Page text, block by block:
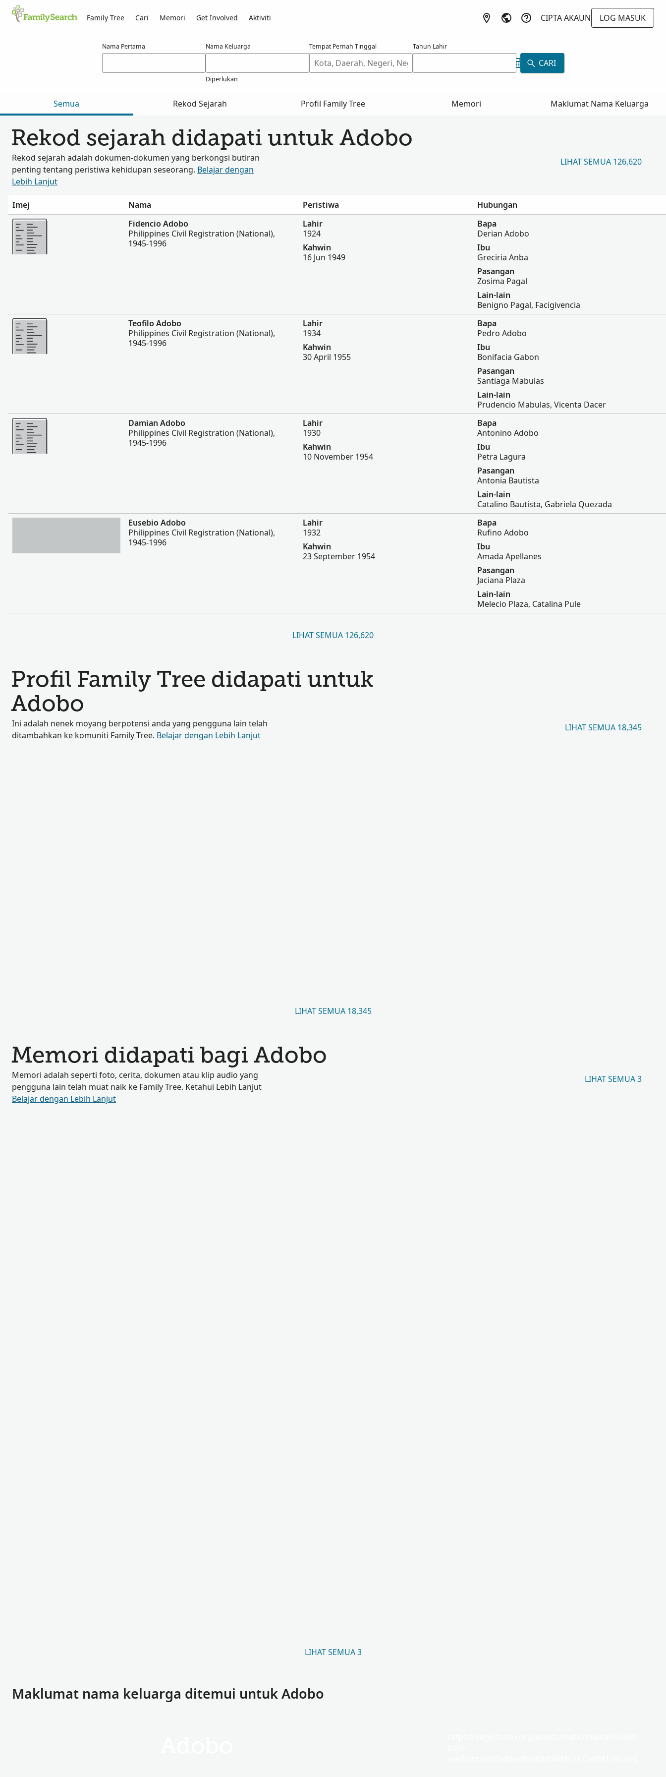
Family Tree Cari Memori Get Involved Aktiviti CIPTA AKAUN
LOG MASUK
Nama Pertama Nama Keluarga
Diperlukan
Tempat Pernah Tinggal Tahun Lahir
CARI
Semua Rekod Sejarah Profil Family Tree Memori Maklumat Nama Keluarga
Rekod sejarah didapati untuk Adobo
Rekod sejarah adalah dokumen-dokumen yang berkongsi butiran
penting tentang peristiwa kehidupan seseorang. Belajar dengan
Lebih Lanjut
LIHAT SEMUA 126,620
Imej Nama Peristiwa
Hubungan
Lebih
Fidencio Adobo
Philippines Civil Registration (National),
1945-1996
Lahir
1924
Kahwin
16 Jun 1949
Bapa
Derian Adobo
Ibu
Greciria Anba
Pasangan
Zosima Pagal
Lain-lain
Benigno Pagal, Facigivencia
Lebih
Teofilo Adobo
Philippines Civil Registration (National),
1945-1996
Lahir
1934
Kahwin
30 April 1955
Bapa
Pedro Adobo
Ibu
Bonifacia Gabon
Pasangan
Santiaga Mabulas
Lain-lain
Prudencio Mabulas, Vicenta Dacer
Lebih
Damian Adobo
Philippines Civil Registration (National),
1945-1996
Lahir
1930
Kahwin
10 November 1954
Bapa
Antonino Adobo
Ibu
Petra Lagura
Pasangan
Antonia Bautista
Lain-lain
Catalino Bautista, Gabriela Quezada
Lebih
Eusebio Adobo
Philippines Civil Registration (National),
1945-1996
Lahir
1932
Kahwin
23 September 1954
Bapa
Rufino Adobo
Ibu
Amada Apellanes
Pasangan
Jaciana Plaza
Lain-lain
Melecio Plaza, Catalina Pule
LIHAT SEMUA 126,620
Profil Family Tree didapati untuk
Adobo
Ini adalah nenek moyang berpotensi anda yang pengguna lain telah
ditambahkan ke komuniti Family Tree. Belajar dengan Lebih Lanjut
LIHAT SEMUA 18,345
LIHAT SEMUA 18,345
Memori didapati bagi Adobo
Memori adalah seperti foto, cerita, dokumen atau klip audio yang
pengguna lain telah muat naik ke Family Tree. Ketahui Lebih Lanjut
Belajar dengan Lebih Lanjut
LIHAT SEMUA 3
LIHAT SEMUA 3
Maklumat nama keluarga ditemui untuk Adobo